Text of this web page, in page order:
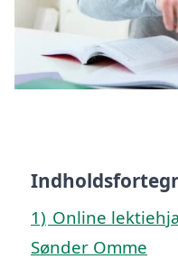
1) Online
Sønder Omme